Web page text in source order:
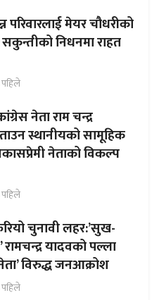
परिवारलाई मेयर चौधरीको
निधनमा राहत
नेता राम चन्द्र
स्थानीयको सामूहिक
नेताको विकल्प
चुनावी लहर:’सुख-
यादवको पल्ला
विरुद्ध जनआक्रोश